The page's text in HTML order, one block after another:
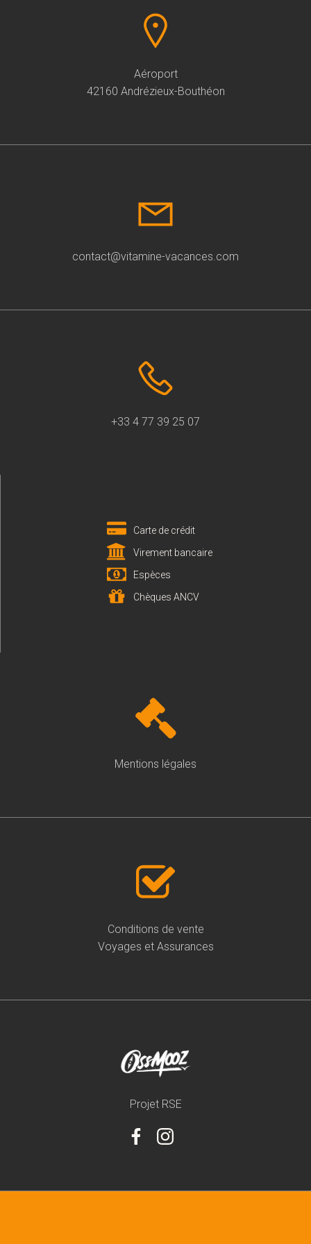
Aéroport
42160 Andrézieux-Bouthéon
contact@vitamine-vacances.com
+33 4 77 39 25 07
Carte de crédit
Virement bancaire
Espèces
Chèques ANCV
Mentions légales
Conditions de vente
Voyages et Assurances
Projet RSE